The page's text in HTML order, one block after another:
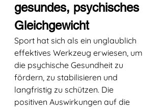
gesundes, psychisches
Gleichgewicht
Sport hat sich als ein unglaublich
effektives Werkzeug erwiesen, um
die psychische Gesundheit zu
fördern, zu stabilisieren und
langfristig zu schützen. Die
positiven Auswirkungen auf die